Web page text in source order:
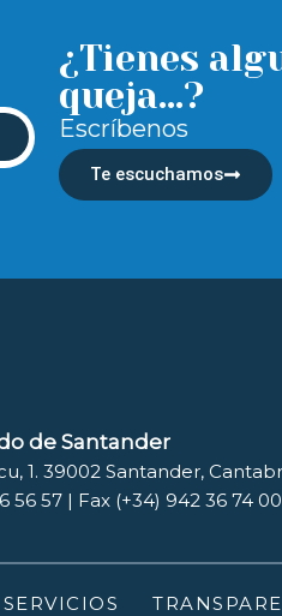
¿Tienes
queja...?
Escríbenos
Te escuchamos
de Santander
1. 39002 Santander,
56 57 | Fax (+34) 942 36 74 00
SERVICIOS